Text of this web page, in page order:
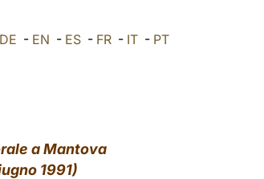
DE - EN - ES - FR - IT - PT
a Mantova
1991)